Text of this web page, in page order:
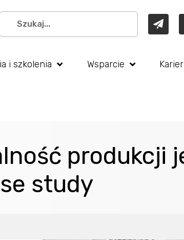
i szkolenia Wsparcie
produkcji
study